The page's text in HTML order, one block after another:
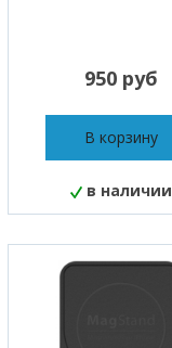
950 руб
В корзину
в наличии